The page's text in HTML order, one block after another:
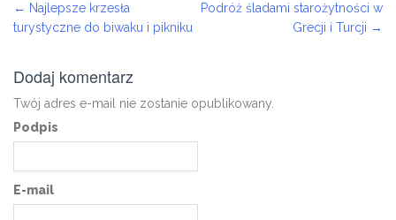
Post navigation
← Najlepsze krzesła
turystyczne do biwaku i pikniku
Podróż śladami starożytności w
Grecji i Turcji →
Dodaj komentarz
Twój adres e-mail nie zostanie opublikowany.
Podpis
E-mail